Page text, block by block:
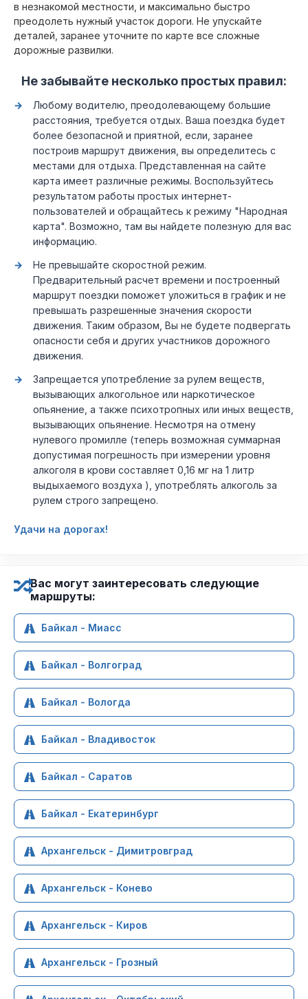
в незнакомой местности, и максимально быстро
преодолеть нужный участок дороги. Не упускайте
деталей, заранее уточните по карте все сложные
дорожные развилки.
Не забывайте несколько простых правил:
Любому водителю, преодолевающему большие
расстояния, требуется отдых. Ваша поездка будет
более безопасной и приятной, если, заранее
построив маршрут движения, вы определитесь с
местами для отдыха. Представленная на сайте
карта имеет различные режимы. Воспользуйтесь
результатом работы простых интернет-
пользователей и обращайтесь к режиму "Народная
карта". Возможно, там вы найдете полезную для вас
информацию.
Не превышайте скоростной режим.
Предварительный расчет времени и построенный
маршрут поездки поможет уложиться в график и не
превышать разрешенные значения скорости
движения. Таким образом, Вы не будете подвергать
опасности себя и других участников дорожного
движения.
Запрещается употребление за рулем веществ,
вызывающих алкогольное или наркотическое
опьянение, а также психотропных или иных веществ,
вызывающих опьянение. Несмотря на отмену
нулевого промилле (теперь возможная суммарная
допустимая погрешность при измерении уровня
алкоголя в крови составляет 0,16 мг на 1 литр
выдыхаемого воздуха ), употреблять алкоголь за
рулем строго запрещено.
Удачи на дорогах!
Вас могут заинтересовать следующие
маршруты:
Байкал - Миасс
Байкал - Волгоград
Байкал - Вологда
Байкал - Владивосток
Байкал - Саратов
Байкал - Екатеринбург
Архангельск - Димитровград
Архангельск - Конево
Архангельск - Киров
Архангельск - Грозный